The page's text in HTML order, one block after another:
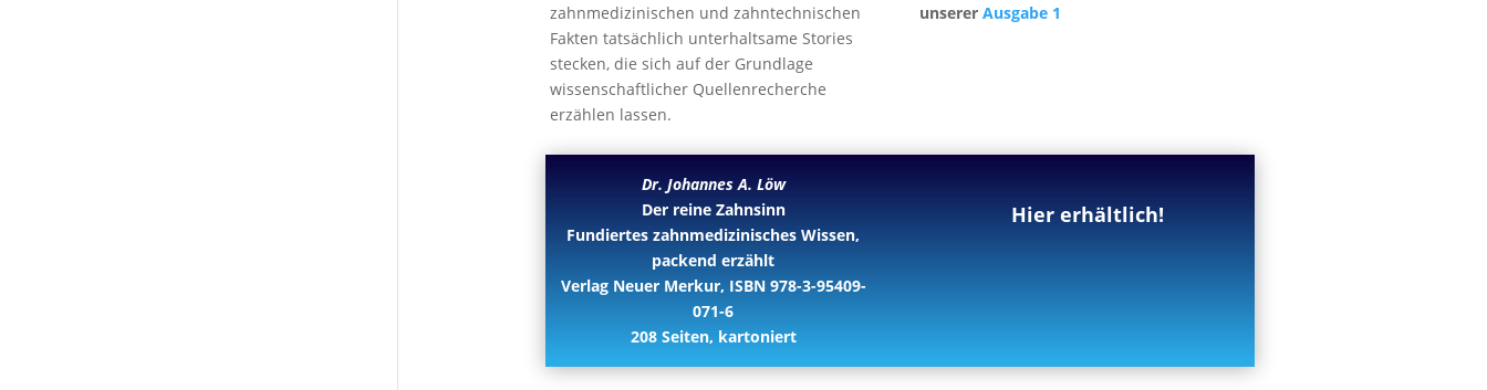
zahnmedizinischen und zahntechnischen
Fakten tatsächlich unterhaltsame Stories
stecken, die sich auf der Grundlage
wissenschaftlicher Quellenrecherche
erzählen lassen.
unsererAusgabe 1
Dr. Johannes A. Löw
Der reine Zahnsinn
Fundiertes zahnmedizinisches Wissen,
packend erzählt
Verlag Neuer Merkur, ISBN 978-3-95409-
071-6
208 Seiten, kartoniert
Hier erhältlich!